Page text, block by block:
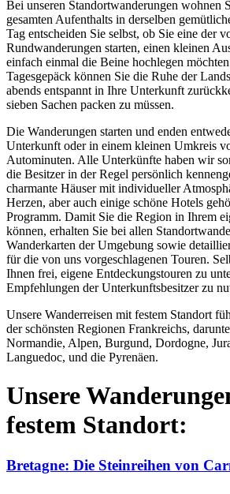
Bei unseren Standortwanderungen wohnen
gesamten Aufenthalts in derselben
Tag entscheiden Sie selbst, ob Sie eine der
Rundwanderungen starten, einen kleinen
einfach einmal die Beine hochlegen
Tagesgepäck können Sie die Ruhe der
abends entspannt in Ihre Unterkunft
sieben Sachen packen zu müssen.
Die Wanderungen starten und enden
Unterkunft oder in einem kleinen Umkreis
Autominuten. Alle Unterkünfte haben wir
die Besitzer in der Regel persönlich
charmante Häuser mit individueller
Herzen, aber auch einige schöne Hotels
Programm. Damit Sie die Region in Ihrem
können, erhalten Sie bei allen
Wanderkarten der Umgebung sowie
für die von uns vorgeschlagenen Touren.
Ihnen frei, eigene Entdeckungstouren zu
Empfehlungen der Unterkunftsbesitzer zu
Unsere Wanderreisen mit festem Standort
der schönsten Regionen Frankreichs,
Normandie, Alpen, Burgund, Dordogne,
Languedoc, und die Pyrenäen.
Unsere
festem Standort:
Bretagne: Die Steinreihen von